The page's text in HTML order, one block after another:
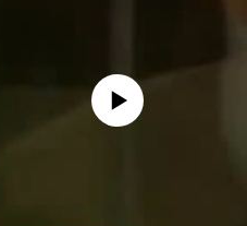
No media source currently